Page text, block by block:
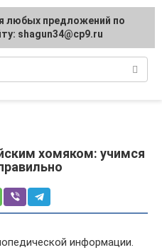
хомяком: учимся
информации.
любых предложений по
shagun34@cp9.ru